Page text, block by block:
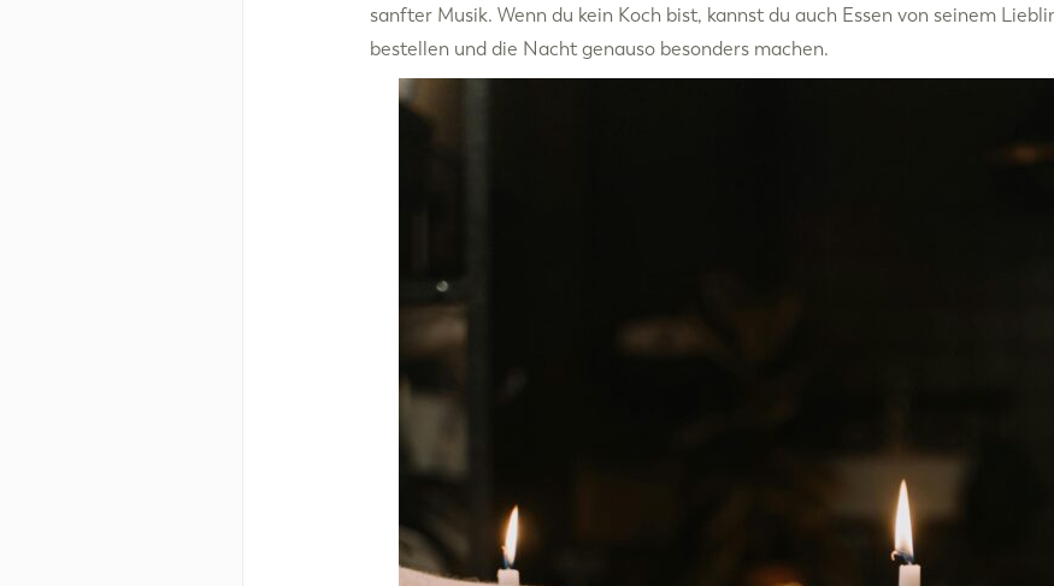
sanfter Musik. Wenn du kein Koch bist, kannst du auch Essen von seinem
bestellen und die Nacht genauso besonders machen.